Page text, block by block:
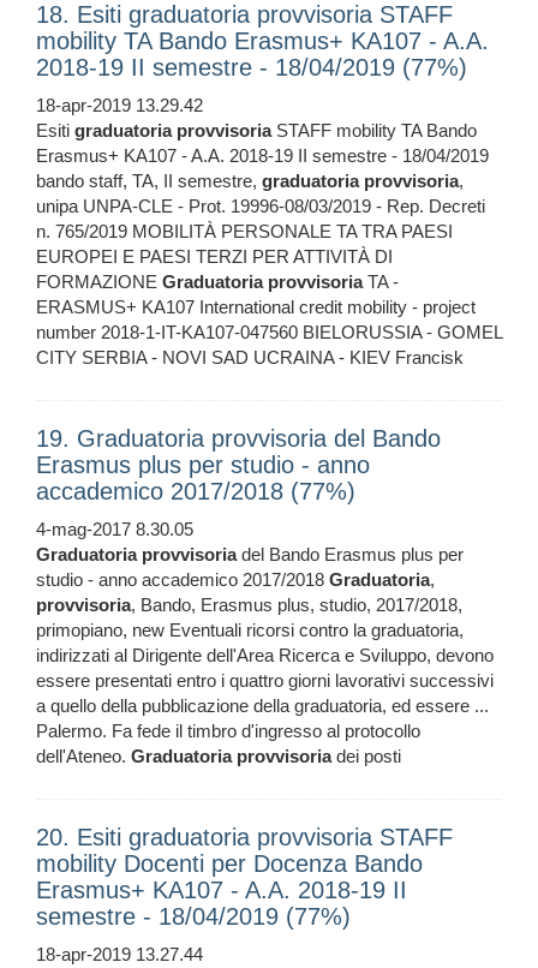
18. Esiti graduatoria provvisoria STAFF
mobility TA Bando Erasmus+ KA107 - A.A.
2018-19 II semestre - 18/04/2019 (77%)
18-apr-2019 13.29.42
Esiti graduatoria provvisoriaSTAFF mobility TA Bando
Erasmus+ KA107 - A.A. 2018-19 II semestre - 18/04/2019
bando staff, TA, II semestre, graduatoria provvisoria,
unipa UNPA-CLE - Prot. 19996-08/03/2019 - Rep. Decreti
n. 765/2019 MOBILITÀ PERSONALE TA TRA PAESI
EUROPEI E PAESI TERZI PER ATTIVITÀ DI
FORMAZIONE Graduatoria provvisoriaTA -
ERASMUS+ KA107 International credit mobility - project
number 2018-1-IT-KA107-047560 BIELORUSSIA - GOMEL
CITY SERBIA - NOVI SAD UCRAINA - KIEV Francisk
19. Graduatoria provvisoria del Bando
Erasmus plus per studio - anno
accademico 2017/2018 (77%)
4-mag-2017 8.30.05
Graduatoria provvisoriadel Bando Erasmus plus per
studio - anno accademico 2017/2018 Graduatoria,
provvisoria, Bando, Erasmus plus, studio, 2017/2018,
primopiano, new Eventuali ricorsi contro la graduatoria,
indirizzati al Dirigente dell'Area Ricerca e Sviluppo, devono
essere presentati entro i quattro giorni lavorativi successivi
a quello della pubblicazione della graduatoria, ed essere ...
Palermo. Fa fede il timbro d'ingresso al protocollo
dell'Ateneo. Graduatoria provvisoriadei posti
20. Esiti graduatoria provvisoria STAFF
mobility Docenti per Docenza Bando
Erasmus+ KA107 - A.A. 2018-19 II
semestre - 18/04/2019 (77%)
18-apr-2019 13.27.44